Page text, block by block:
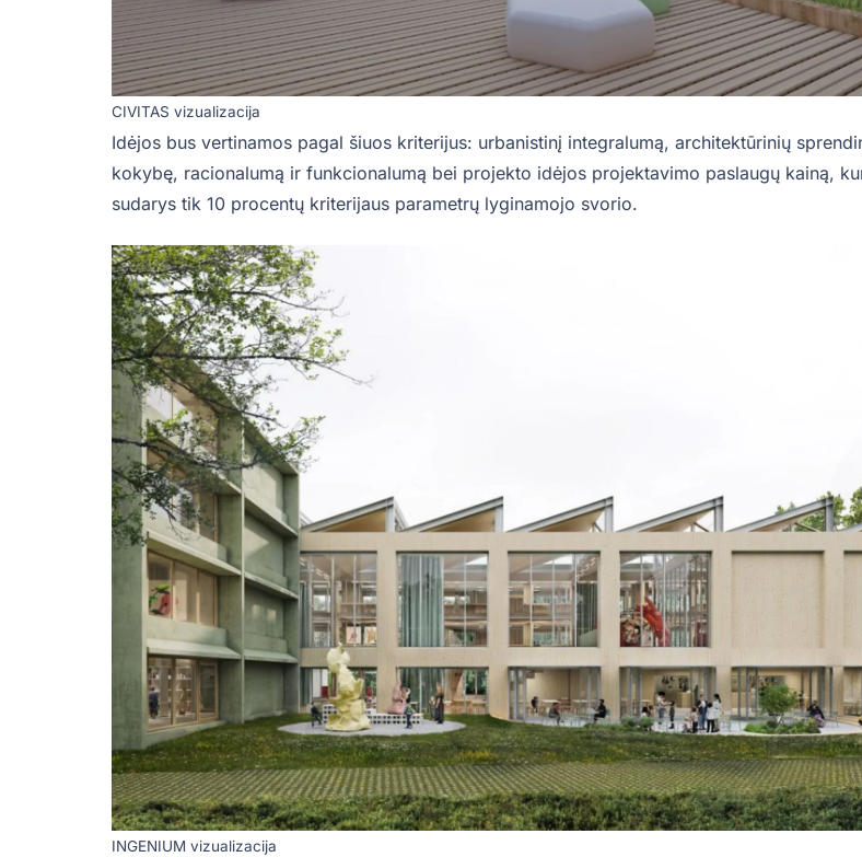
CIVITAS vizualizacija
Idėjos bus vertinamos pagal šiuos kriterijus: urbanistinį integralumą, architektūrinių
kokybę, racionalumą ir funkcionalumą bei projekto idėjos projektavimo paslaugų kainą,
sudarys tik 10 procentų kriterijaus parametrų lyginamojo svorio.
INGENIUM vizualizacija